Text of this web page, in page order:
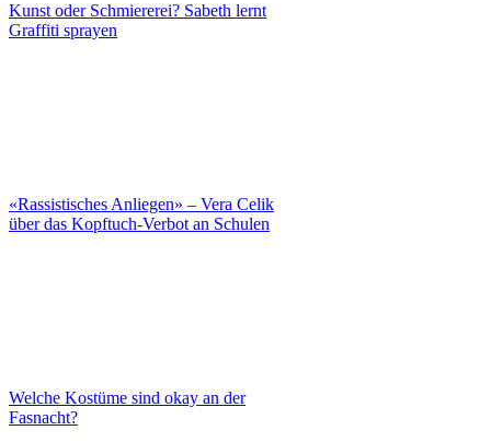
Kunst oder Schmiererei? Sabeth lernt
Graffiti sprayen
«Rassistisches Anliegen» – Vera Celik
über das Kopftuch-Verbot an Schulen
Welche Kostüme sind okay an der
Fasnacht?